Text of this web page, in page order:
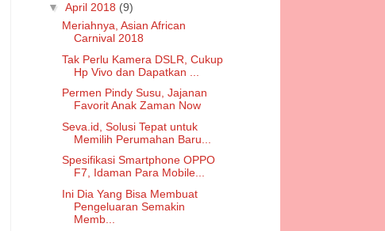
▼ April 2018 (9)
Meriahnya, Asian African
Carnival 2018
Tak Perlu Kamera DSLR, Cukup
Hp Vivo dan Dapatkan ...
Permen Pindy Susu, Jajanan
Favorit Anak Zaman Now
Seva.id, Solusi Tepat untuk
Memilih Perumahan Baru...
Spesifikasi Smartphone OPPO
F7, Idaman Para Mobile...
Ini Dia Yang Bisa Membuat
Pengeluaran Semakin
Memb...